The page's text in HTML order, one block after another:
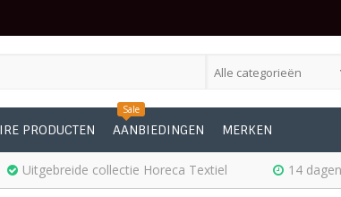
Alle categorieën
PRODUCTEN
Sale
AANBIEDINGEN MERKEN
Uitgebreide collectie Horeca Textiel 14